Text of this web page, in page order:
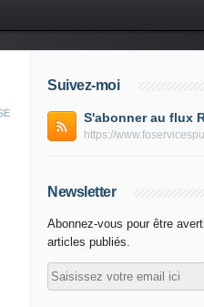
Suivez-moi
S'abonner au flux
https://
Newsletter
Abonnez-vous pour être
articles publiés.